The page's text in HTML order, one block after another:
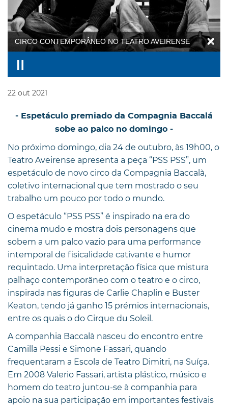
CIRCO CONTEMPORÂNEO NO TEATRO AVEIRENSE
22 out 2021
- Espetáculo premiado da Compagnia Baccalá
sobe ao palco no domingo -
No próximo domingo, dia 24 de outubro, às 19h00, o
Teatro Aveirense apresenta a peça “PSS PSS”, um
espetáculo de novo circo da Compagnia Baccalà,
coletivo internacional que tem mostrado o seu
trabalho um pouco por todo o mundo.
O espetáculo “PSS PSS” é inspirado na era do
cinema mudo e mostra dois personagens que
sobem a um palco vazio para uma performance
intemporal de fisicalidade cativante e humor
requintado. Uma interpretação física que mistura
palhaço contemporâneo com o teatro e o circo,
inspirada nas figuras de Carlie Chaplin e Buster
Keaton, tendo já ganho 15 prémios internacionais,
entre os quais o do Cirque du Soleil.
A companhia Baccalà nasceu do encontro entre
Camilla Pessi e Simone Fassari, quando
frequentaram a Escola de Teatro Dimitri, na Suíça.
Em 2008 Valerio Fassari, artista plástico, músico e
homem do teatro juntou-se à companhia para
apoio na sua participação em importantes festivais